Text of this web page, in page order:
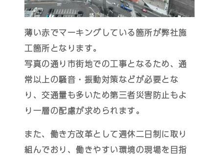
薄い赤でマーキングしている箇所が弊社施
工箇所となります。
写真の通り市街地での工事となるため、通
常以上の騒音・振動対策などが必要とな
り、交通量も多いため第三者災害防止もよ
り一層の配慮が求められます。
また、働き方改革として週休二日制に取り
組んでおり、働きやすい環境の現場を目指